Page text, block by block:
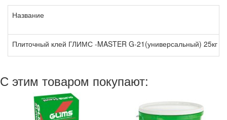
Название
Плиточный клей ГЛИМС -MASTER G-21(универсальный) 25кг
С этим товаром покупают: